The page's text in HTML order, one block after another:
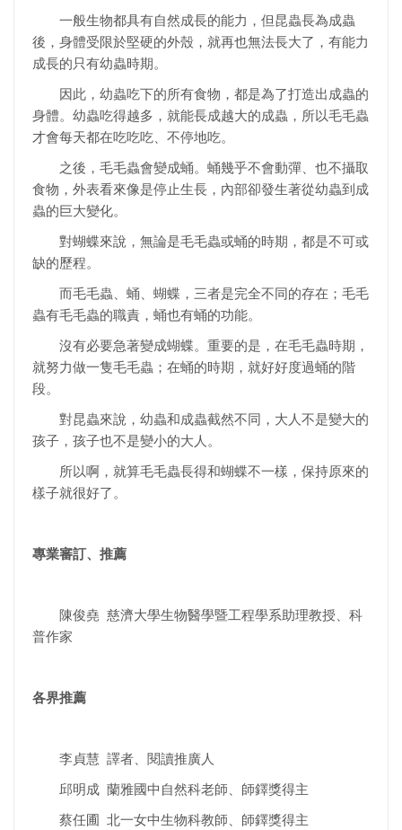
一般生物都具有自然成長的能力，但昆蟲長為成蟲
後，身體受限於堅硬的外殼，就再也無法長大了，有能力
成長的只有幼蟲時期。
因此，幼蟲吃下的所有食物，都是為了打造出成蟲的
身體。幼蟲吃得越多，就能長成越大的成蟲，所以毛毛蟲
才會每天都在吃吃吃、不停地吃。
之後，毛毛蟲會變成蛹。蛹幾乎不會動彈、也不攝取
食物，外表看來像是停止生長，內部卻發生著從幼蟲到成
蟲的巨大變化。
對蝴蝶來說，無論是毛毛蟲或蛹的時期，都是不可或
缺的歷程。
而毛毛蟲、蛹、蝴蝶，三者是完全不同的存在；毛毛
蟲有毛毛蟲的職責，蛹也有蛹的功能。
沒有必要急著變成蝴蝶。重要的是，在毛毛蟲時期，
就努力做一隻毛毛蟲；在蛹的時期，就好好度過蛹的階
段。
對昆蟲來說，幼蟲和成蟲截然不同，大人不是變大的
孩子，孩子也不是變小的大人。
所以啊，就算毛毛蟲長得和蝴蝶不一樣，保持原來的
樣子就很好了。
專業審訂、推薦
陳俊堯 慈濟大學生物醫學暨工程學系助理教授、科
普作家
各界推薦
李貞慧 譯者、閱讀推廣人
邱明成 蘭雅國中自然科老師、師鐸獎得主
蔡任圃 北一女中生物科教師、師鐸獎得主